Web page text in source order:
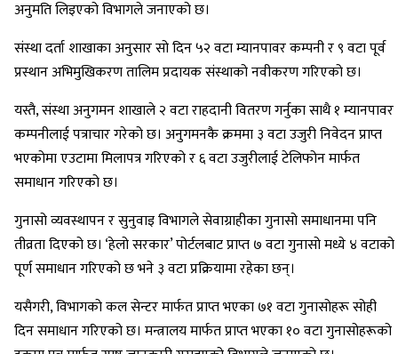
अनुमति लिइएको विभागले जनाएको छ।
संस्था दर्ता शाखाका अनुसार सो दिन ५२ वटा म्यानपावर कम्पनी र ९ वटा पूर्व
प्रस्थान अभिमुखिकरण तालिम प्रदायक संस्थाको नवीकरण गरिएको छ।
यस्तै, संस्था अनुगमन शाखाले २ वटा राहदानी वितरण गर्नुका साथै १ म्यानपावर
कम्पनीलाई पत्राचार गरेको छ। अनुगमनकै क्रममा ३ वटा उजुरी निवेदन प्राप्त
भएकोमा एउटामा मिलापत्र गरिएको र ६ वटा उजुरीलाई टेलिफोन मार्फत
समाधान गरिएको छ।
गुनासो व्यवस्थापन र सुनुवाइ विभागले सेवाग्राहीका गुनासो समाधानमा पनि
तीव्रता दिएको छ। ‘हेलो सरकार’ पोर्टलबाट प्राप्त ७ वटा गुनासो मध्ये ४ वटाको
पूर्ण समाधान गरिएको छ भने ३ वटा प्रक्रियामा रहेका छन्।
यसैगरी, विभागको कल सेन्टर मार्फत प्राप्त भएका ७१ वटा गुनासोहरू सोही
दिन समाधान गरिएको छ। मन्त्रालय मार्फत प्राप्त भएका १० वटा गुनासोहरूको